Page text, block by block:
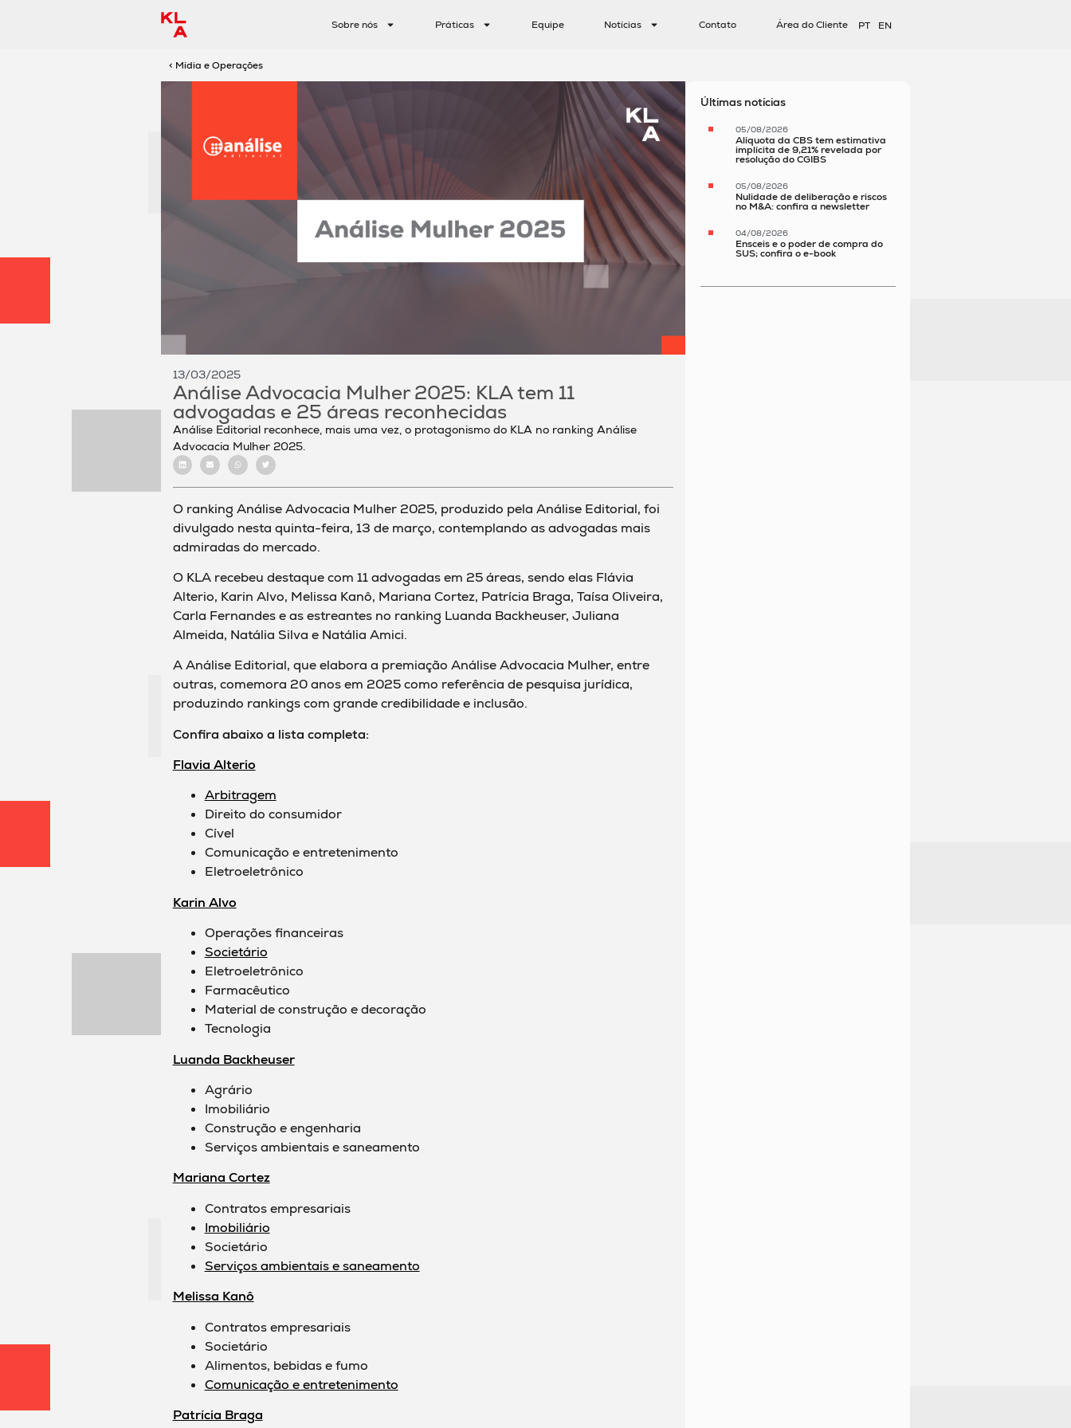
Sobre nós Práticas Equipe Notícias Contato Área do Cliente PT EN
< Mídia e Operações
13/03/2025
Análise Advocacia Mulher 2025: KLA tem 11
advogadas e 25 áreas reconhecidas
Análise Editorial reconhece, mais uma vez, o protagonismo do KLA no ranking Análise
Advocacia Mulher 2025.
O ranking Análise Advocacia Mulher 2025, produzido pela Análise Editorial, foi
divulgado nesta quinta-feira, 13 de março, contemplando as advogadas mais
admiradas do mercado.
O KLA recebeu destaque com 11 advogadas em 25 áreas, sendo elas Flávia
Alterio, Karin Alvo, Melissa Kanô, Mariana Cortez, Patrícia Braga, Taísa Oliveira,
Carla Fernandes e as estreantes no ranking Luanda Backheuser, Juliana
Almeida, Natália Silva e Natália Amici.
A Análise Editorial, que elabora a premiação Análise Advocacia Mulher, entre
outras, comemora 20 anos em 2025 como referência de pesquisa jurídica,
produzindo rankings com grande credibilidade e inclusão.
Confira abaixo a lista completa:
Flavia Alterio
Arbitragem
Direito do consumidor
Cível
Comunicação e entretenimento
Eletroeletrônico
Karin Alvo
Operações financeiras
Societário
Eletroeletrônico
Farmacêutico
Material de construção e decoração
Tecnologia
Luanda Backheuser
Agrário
Imobiliário
Construção e engenharia
Serviços ambientais e saneamento
Mariana Cortez
Contratos empresariais
Imobiliário
Societário
Serviços ambientais e saneamento
Melissa Kanô
Contratos empresariais
Societário
Alimentos, bebidas e fumo
Comunicação e entretenimento
Patrícia Braga
Últimas notícias
05/08/2026
Alíquota da CBS tem estimativa
implícita de 9,21% revelada por
resolução do CGIBS
05/08/2026
Nulidade de deliberação e riscos
no M&A: confira a newsletter
04/08/2026
Ensceis e o poder de compra do
SUS; confira o e-book